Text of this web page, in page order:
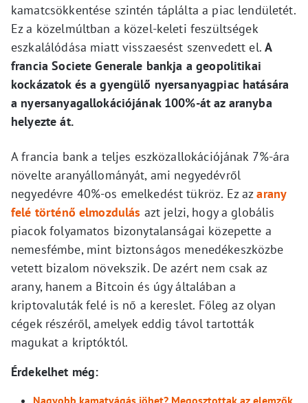
kamatcsökkentése szintén táplálta a piac lendületét.
Ez a közelmúltban a közel-keleti feszültségek
eszkalálódása miatt visszaesést szenvedett el.A
francia Societe Generale bankja a geopolitikai
kockázatok és a gyengülő nyersanyagpiac hatására
a nyersanyagallokációjának 100%-át az aranyba
helyezte át.
A francia bank a teljes eszközallokációjának 7%-ára
növelte aranyállományát, ami negyedévről
negyedévre 40%-os emelkedést tükröz. Ez azarany
felé történő elmozdulás azt jelzi, hogy a globális
piacok folyamatos bizonytalanságai közepette a
nemesfémbe, mint biztonságos menedékeszközbe
vetett bizalom növekszik. De azért nem csak az
arany, hanem a Bitcoin és úgy általában a
kriptovaluták felé is nő a kereslet. Főleg az olyan
cégek részéről, amelyek eddig távol tartották
magukat a kriptóktól.
Érdekelhet még:
Nagyobb kamatvágás jöhet? Megosztottak az elemzők